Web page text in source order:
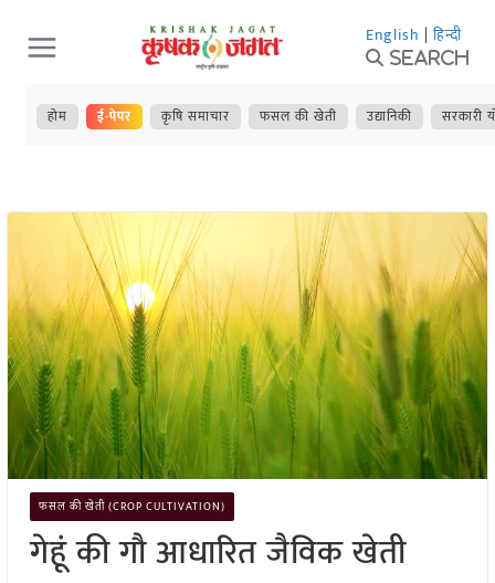
Skip
to
content
English | हिन्दी
Search
होम ई-पेपर कृषि समाचार फसल की खेती उद्यानिकी सरकारी
फसल की खेती (CROP CULTIVATION)
गेहूं की गौ आधारित जैविक खेती